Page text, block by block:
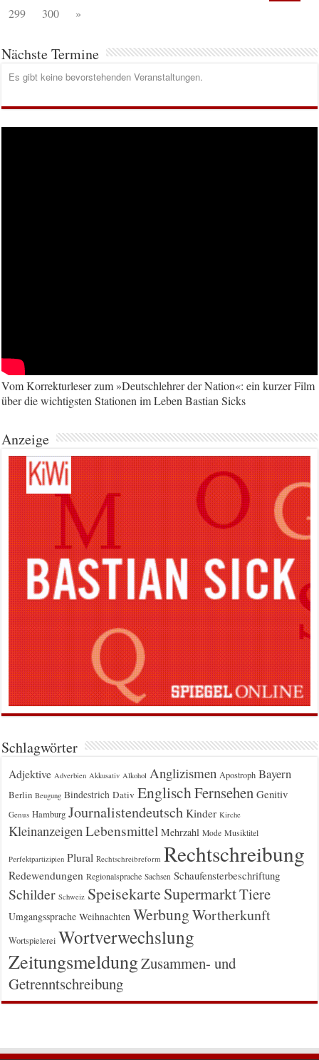
299
300 »
Nächste Termine
Es gibt keine bevorstehenden Veranstaltungen.
Vom Korrekturleser zum »Deutschlehrer der Nation«: ein kurzer Film
über die wichtigsten Stationen im Leben Bastian Sicks
Anzeige
Schlagwörter
Adjektive Adverbien Akkusativ Alkohol Anglizismen Apostroph Bayern
Berlin Beugung Bindestrich Dativ EnglischFernsehen Genitiv
Genus Hamburg Journalistendeutsch Kinder Kirche
Kleinanzeigen Lebensmittel Mehrzahl Mode Musiktitel
Perfektpartizipien Plural Rechtschreibreform Rechtschreibung
Redewendungen Regionalsprache Sachsen Schaufensterbeschriftung
Schilder Schweiz Speisekarte SupermarktTiere
Umgangssprache Weihnachten WerbungWortherkunft
Wortspielerei Wortverwechslung
ZeitungsmeldungZusammen- und
Getrenntschreibung